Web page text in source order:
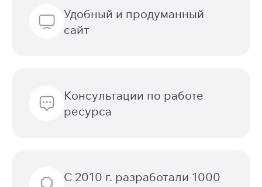
Удобный и продуманный
сайт
Консультации по работе
ресурса
С 2010 г. разработали 1000